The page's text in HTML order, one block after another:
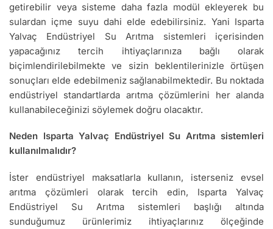
getirebilir veya sisteme daha fazla modül ekleyerek bu
sulardan içme suyu dahi elde edebilirsiniz. Yani Isparta
Yalvaç Endüstriyel Su Arıtma sistemleri içerisinden
yapacağınız tercih ihtiyaçlarınıza bağlı olarak
biçimlendirilebilmekte ve sizin beklentilerinizle örtüşen
sonuçları elde edebilmeniz sağlanabilmektedir. Bu noktada
endüstriyel standartlarda arıtma çözümlerini her alanda
kullanabileceğinizi söylemek doğru olacaktır.
Neden Isparta Yalvaç Endüstriyel Su Arıtma sistemleri
kullanılmalıdır?
İster endüstriyel maksatlarla kullanın, isterseniz evsel
arıtma çözümleri olarak tercih edin, Isparta Yalvaç
Endüstriyel Su Arıtma sistemleri başlığı altında
sunduğumuz ürünlerimiz ihtiyaçlarınız ölçeğinde